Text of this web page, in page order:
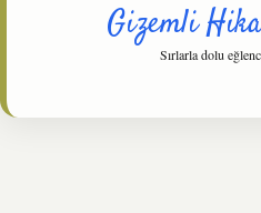
Gizemli
Sırlarla dolu